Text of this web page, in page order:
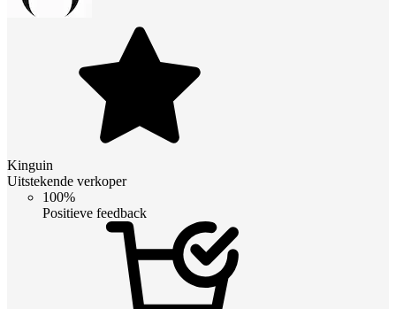
Kinguin
Uitstekende verkoper
100%
Positieve feedback